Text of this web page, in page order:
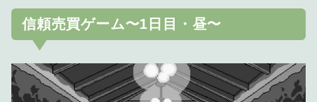
信頼売買ゲーム〜1日目・昼〜